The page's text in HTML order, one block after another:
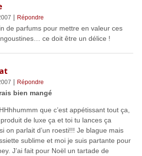
| Répondre
de parfums pour mettre en valeur ces
ce doit être un délice !
| Répondre
bien mangé
que c’est appétissant tout ça,
produit de luxe ça et toi tu lances ça
on parlait d’un roesti!!! Je blague mais
sublime et moi je suis partante pour
J’ai fait pour Noël un tartade de